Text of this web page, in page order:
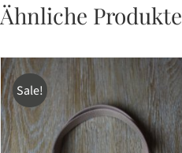
Ähnliche Produkte
Sale!